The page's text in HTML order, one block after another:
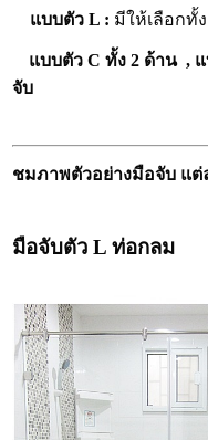
แบบตัว L : มีให้เลือกทั้
แบบตัว Cทั้ง 2 ด้าน ,
จับ
ชมภาพตัวอย่างมือจับ แต่
มือจับตัว L ท่อกลม